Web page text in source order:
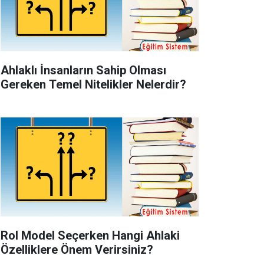
Ahlaklı İnsanların Sahip Olması
Gereken Temel Nitelikler Nelerdir?
Rol Model Seçerken Hangi Ahlaki
Özelliklere Önem Verirsiniz?